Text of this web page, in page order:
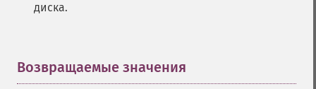
диска.
Возвращаемые значения